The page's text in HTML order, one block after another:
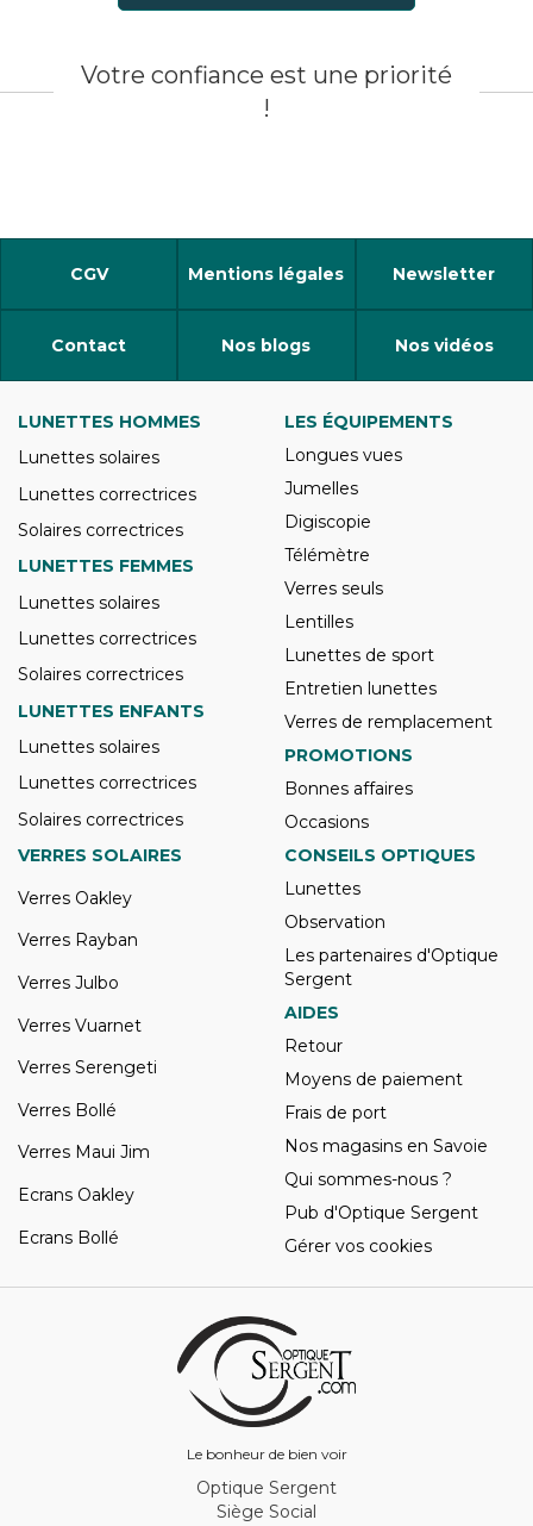
Votre confiance est une priorité
!
CGV Mentions légales Newsletter
Contact Nos blogs Nos vidéos
Le bonheur de bien voir
LUNETTES HOMMES
Lunettes solaires
Lunettes correctrices
Solaires correctrices
LUNETTES FEMMES
Lunettes solaires
Lunettes correctrices
Solaires correctrices
LUNETTES ENFANTS
Lunettes solaires
Lunettes correctrices
Solaires correctrices
LES ÉQUIPEMENTS
Longues vues
Jumelles
Digiscopie
Télémètre
Verres seuls
Lentilles
Lunettes de sport
Entretien lunettes
Verres de remplacement
PROMOTIONS
Bonnes affaires
Occasions
VERRES SOLAIRES
Verres Oakley
Verres Rayban
Verres Julbo
Verres Vuarnet
Verres Serengeti
Verres Bollé
Verres Maui Jim
Ecrans Oakley
Ecrans Bollé
CONSEILS OPTIQUES
Lunettes
Observation
Les partenaires d'Optique
Sergent
AIDES
Retour
Moyens de paiement
Frais de port
Nos magasins en Savoie
Qui sommes-nous ?
Pub d'Optique Sergent
Gérer vos cookies
Optique Sergent
Siège Social